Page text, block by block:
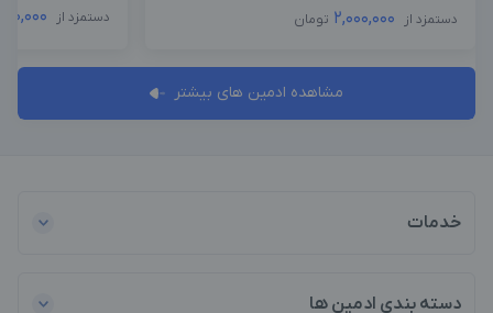
دستمزد از 2,000,000 تومان دستمزد از
مشاهده ادمین های بیشتر
خدمات
دسته بندی ادمین ها